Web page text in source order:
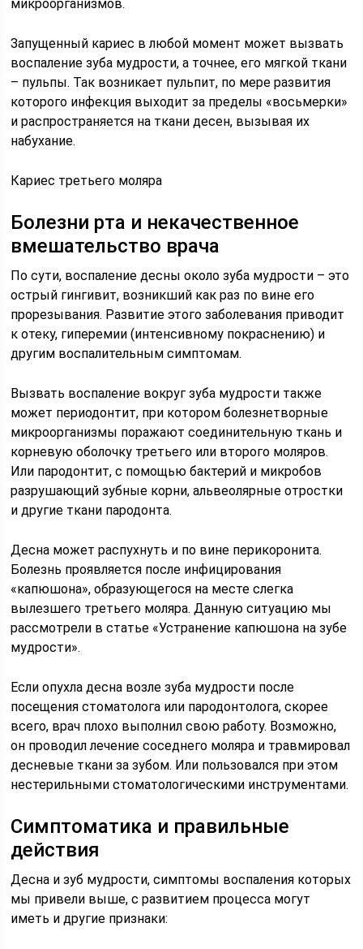
микроорганизмов.
Запущенный кариес в любой момент может вызвать
воспаление зуба мудрости, а точнее, его мягкой ткани
– пульпы. Так возникает пульпит, по мере развития
которого инфекция выходит за пределы «восьмерки»
и распространяется на ткани десен, вызывая их
набухание.
Кариес третьего моляра
Болезни рта и некачественное
вмешательство врача
По сути, воспаление десны около зуба мудрости – это
острый гингивит, возникший как раз по вине его
прорезывания. Развитие этого заболевания приводит
к отеку, гиперемии (интенсивному покраснению) и
другим воспалительным симптомам.
Вызвать воспаление вокруг зуба мудрости также
может периодонтит, при котором болезнетворные
микроорганизмы поражают соединительную ткань и
корневую оболочку третьего или второго моляров.
Или пародонтит, с помощью бактерий и микробов
разрушающий зубные корни, альвеолярные отростки
и другие ткани пародонта.
Десна может распухнуть и по вине перикоронита.
Болезнь проявляется после инфицирования
«капюшона», образующегося на месте слегка
вылезшего третьего моляра. Данную ситуацию мы
рассмотрели в статье «Устранение капюшона на зубе
мудрости».
Если опухла десна возле зуба мудрости после
посещения стоматолога или пародонтолога, скорее
всего, врач плохо выполнил свою работу. Возможно,
он проводил лечение соседнего моляра и травмировал
десневые ткани за зубом. Или пользовался при этом
нестерильными стоматологическими инструментами.
Симптоматика и правильные
действия
Десна и зуб мудрости, симптомы воспаления которых
мы привели выше, с развитием процесса могут
иметь и другие признаки: